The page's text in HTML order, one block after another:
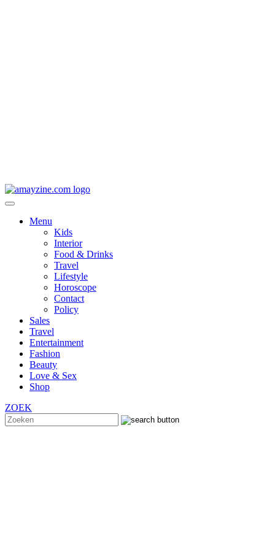
Menu
Kids
Interior
Food & Drinks
Travel
Lifestyle
Horoscope
Contact
Policy
Sales
Travel
Entertainment
Fashion
Beauty
Love & Sex
Shop
ZOEK